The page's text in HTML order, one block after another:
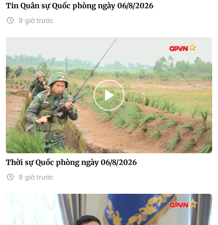
Tin Quân sự Quốc phòng ngày 06/8/2026
9 giờ trước
Thời sự Quốc phòng ngày 06/8/2026
9 giờ trước